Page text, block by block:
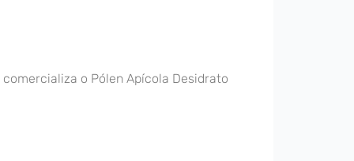
o Pólen Apícola Desidrato